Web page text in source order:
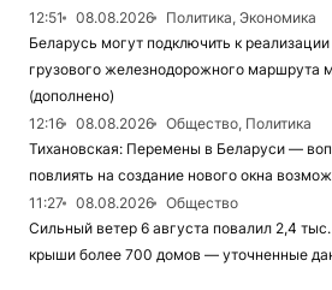
12:51
08.08.2026
Политика, Экономика
Беларусь могут подключить к
грузового железнодорожного маршрута
(дополнено)
12:16
08.08.2026
Общество, Политика
Тихановская: Перемены в Беларуси —
повлиять на создание нового окна
11:27
08.08.2026
Общество
Сильный ветер 6 августа повалил 2,4
крыши более 700 домов — уточненные